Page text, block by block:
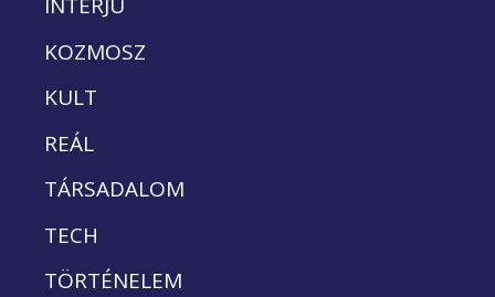
INTERJÚ
KOZMOSZ
KULT
REÁL
TÁRSADALOM
TECH
TÖRTÉNELEM